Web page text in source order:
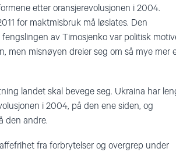
etter oransjerevolusjonen i 2004.
for maktmisbruk må løslates. Den
av Timosjenko var politisk
men misnøyen dreier seg om så mye mer
landet skal bevege seg. Ukraina har
i 2004, på den ene siden, og
den andre.
fra forbrytelser og overgrep under